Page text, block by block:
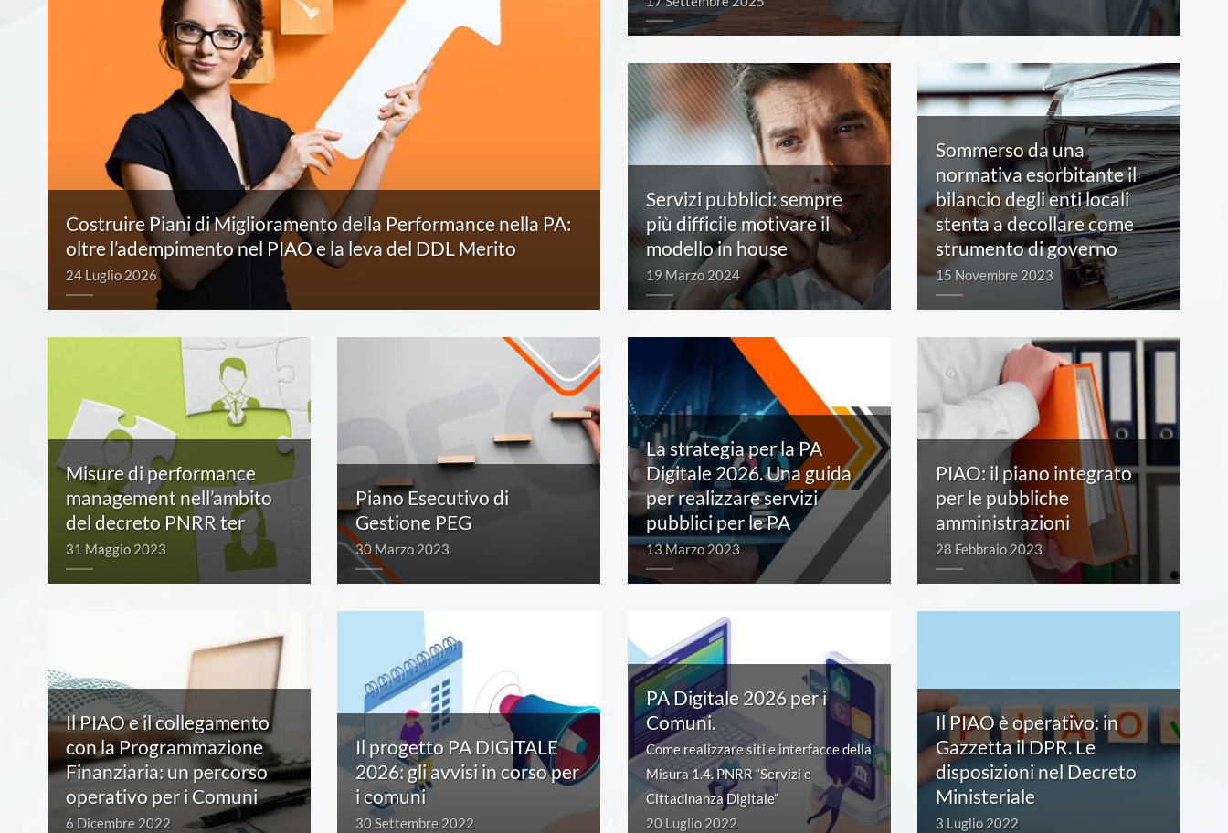
Costruire Piani di Miglioramento della Performance nella PA:
oltre l’adempimento nel PIAO e la leva del DDL Merito
24 Luglio 2026
Servizi pubblici: sempre
più difficile motivare il
modello in house
19 Marzo 2024
Sommerso da una
normativa esorbitante il
bilancio degli enti locali
stenta a decollare come
strumento di governo
15 Novembre 2023
Misure di performance
management nell’ambito
del decreto PNRR ter
31 Maggio 2023
Piano Esecutivo di
Gestione PEG
30 Marzo 2023
La strategia per la PA
Digitale 2026. Una guida
per realizzare servizi
pubblici per le PA
13 Marzo 2023
PIAO: il piano integrato
per le pubbliche
amministrazioni
28 Febbraio 2023
Il PIAO e il collegamento
con la Programmazione
Finanziaria: un percorso
operativo per i Comuni
6 Dicembre 2022
Il progetto PA DIGITALE
2026: gli avvisi in corso per
i comuni
30 Settembre 2022
Come realizzare siti e interfacce della
Misura 1.4. PNRR “Servizi e Cittadinanza
Digitale”">
PA Digitale 2026 per i
Comuni.
Come realizzare siti e interfacce della
Misura 1.4. PNRR “Servizi e
Cittadinanza Digitale”
20 Luglio 2022
Il PIAO è operativo: in
Gazzetta il DPR. Le
disposizioni nel Decreto
Ministeriale
3 Luglio 2022